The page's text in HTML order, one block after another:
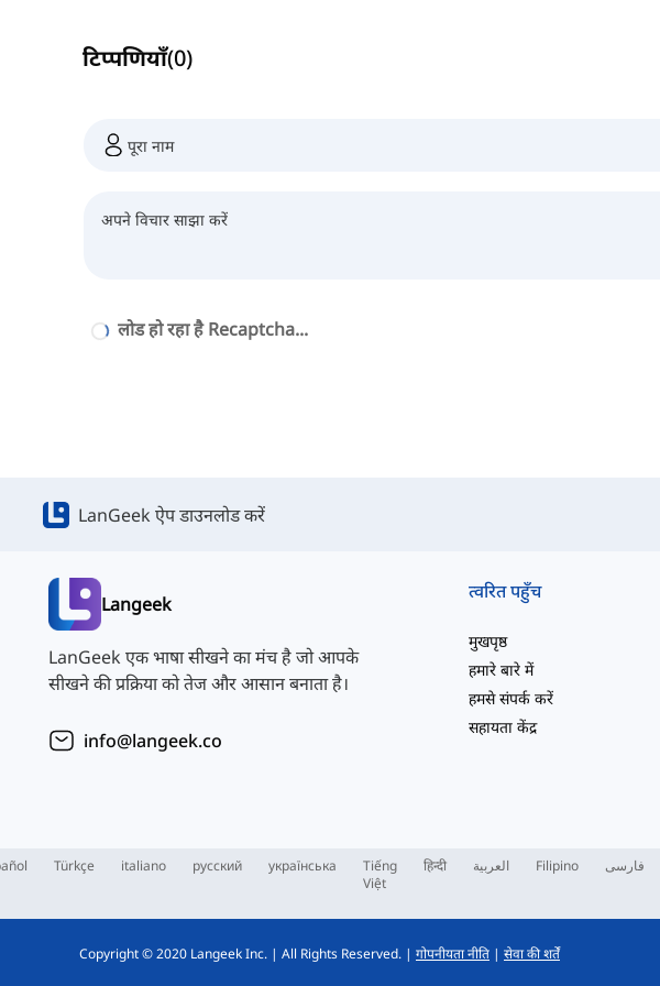
टिप्पणियाँ(0)
लोड हो रहा है Recaptcha...
LanGeek ऐप डाउनलोड करें
Langeek
LanGeek एक भाषा सीखने का मंच है जो आपके
सीखने की प्रक्रिया को तेज और आसान बनाता है।
info@langeek.co
त्वरित पहुँच
मुखपृष्ठ
हमारे बारे में
हमसे संपर्क करें
सहायता केंद्र
Türkçe italiano русский українська
Tiếng
Việt
हिन्दी العربية Filipino فارسی
Copyright © 2020 Langeek Inc. | All Rights Reserved. | गोपनीयता नीति | सेवा की शर्तें